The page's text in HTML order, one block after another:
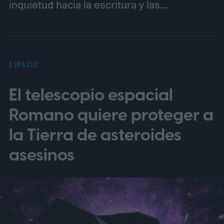
inquietud hacia la escritura y las…
ESPACIO
El telescopio espacial
Romano quiere proteger a
la Tierra de asteroides
asesinos